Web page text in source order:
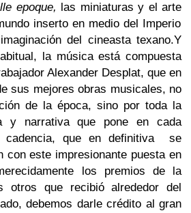
epoque, las miniaturas y el arte
inserto en medio del Imperio
del cineasta texano.Y
la música está compuesta
Alexander Desplat, que en
sus mejores obras musicales, no
de la época, sino por toda la
y narrativa que pone en cada
cadencia, que en definitiva se
con este impresionante puesta en
los premios de la
otros que recibió alrededor del
debemos darle crédito al gran